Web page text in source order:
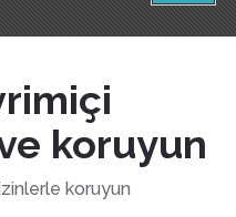
koruyun
koruyun